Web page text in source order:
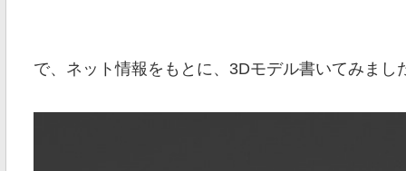
で、ネット情報をもとに、3Dモデル書いてみまし